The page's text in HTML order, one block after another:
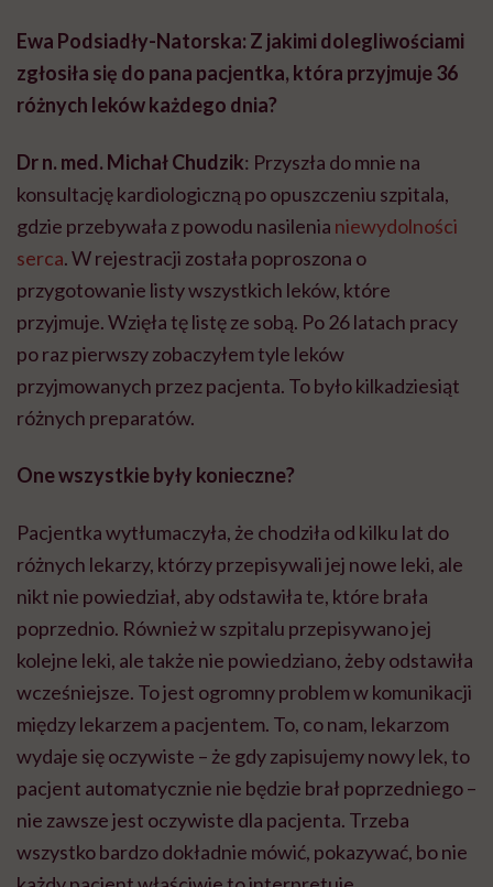
Ewa Podsiadły-Natorska: Z jakimi dolegliwościami
zgłosiła się do pana pacjentka, która przyjmuje 36
różnych leków każdego dnia?
Dr n. med. Michał Chudzik: Przyszła do mnie na
konsultację kardiologiczną po opuszczeniu szpitala,
gdzie przebywała z powodu nasilenia niewydolności
serca. W rejestracji została poproszona o
przygotowanie listy wszystkich leków, które
przyjmuje. Wzięła tę listę ze sobą. Po 26 latach pracy
po raz pierwszy zobaczyłem tyle leków
przyjmowanych przez pacjenta. To było kilkadziesiąt
różnych preparatów.
One wszystkie były konieczne?
Pacjentka wytłumaczyła, że chodziła od kilku lat do
różnych lekarzy, którzy przepisywali jej nowe leki, ale
nikt nie powiedział, aby odstawiła te, które brała
poprzednio. Również w szpitalu przepisywano jej
kolejne leki, ale także nie powiedziano, żeby odstawiła
wcześniejsze. To jest ogromny problem w komunikacji
między lekarzem a pacjentem. To, co nam, lekarzom
wydaje się oczywiste – że gdy zapisujemy nowy lek, to
pacjent automatycznie nie będzie brał poprzedniego –
nie zawsze jest oczywiste dla pacjenta. Trzeba
wszystko bardzo dokładnie mówić, pokazywać, bo nie